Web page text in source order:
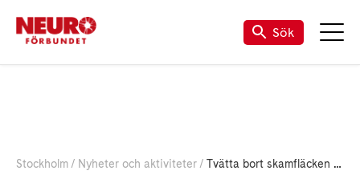
Sök
Stockholm Nyheter och aktiviteter Tvätta bort skamfläcken - Stärk funktionsrätten